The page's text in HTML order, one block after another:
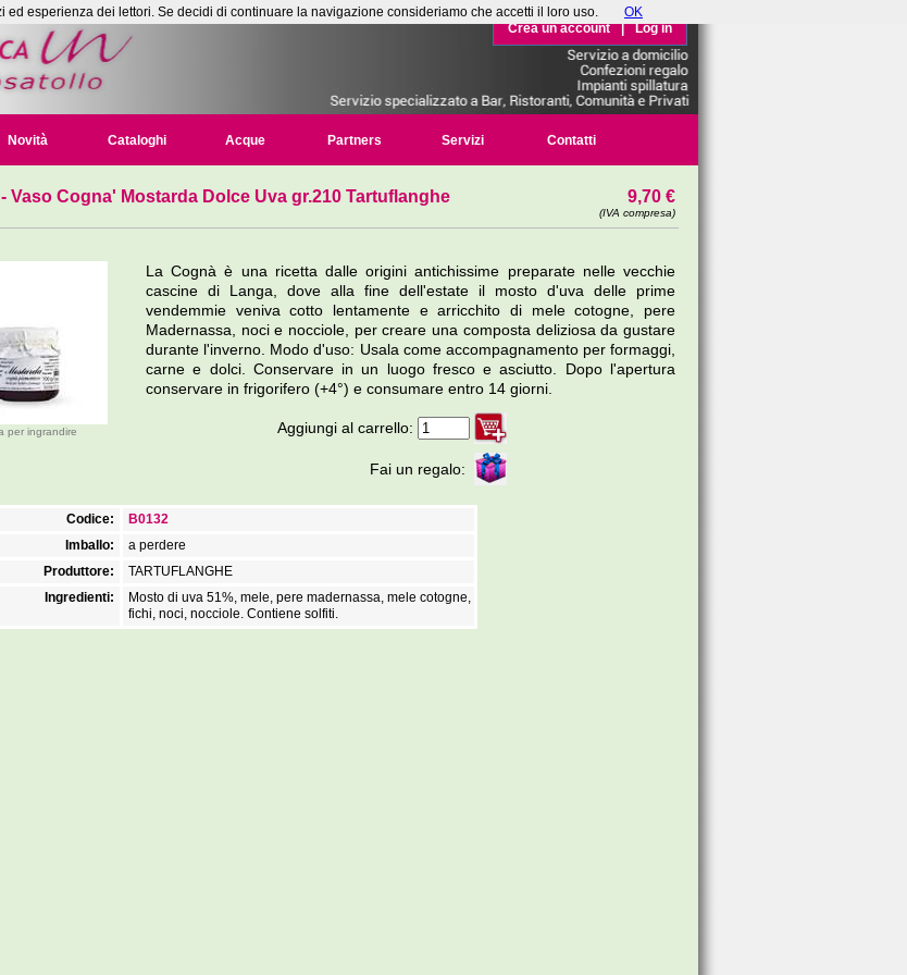
Crea un account | Log in
Novità Cataloghi Acque Partners Servizi Contatti
- Vaso Cogna' Mostarda Dolce Uva gr.210 Tartuflanghe 9,70 €
(IVA compresa)
per ingrandire
La Cognà è una ricetta dalle origini antichissime preparate nelle vecchie
cascine di Langa, dove alla fine dell'estate il mosto d'uva delle prime
vendemmie veniva cotto lentamente e arricchito di mele cotogne, pere
Madernassa, noci e nocciole, per creare una composta deliziosa da gustare
durante l'inverno. Modo d'uso: Usala come accompagnamento per formaggi,
carne e dolci. Conservare in un luogo fresco e asciutto. Dopo l'apertura
conservare in frigorifero (+4°) e consumare entro 14 giorni.
Aggiungi al carrello:
Fai un regalo:
Codice:
B0132
Imballo:
a perdere
Produttore:
TARTUFLANGHE
Ingredienti:
Mosto di uva 51%, mele, pere madernassa, mele cotogne,
fichi, noci, nocciole. Contiene solfiti.
ed esperienza dei lettori. Se decidi di continuare la navigazione consideriamo che accetti il loro uso. OK